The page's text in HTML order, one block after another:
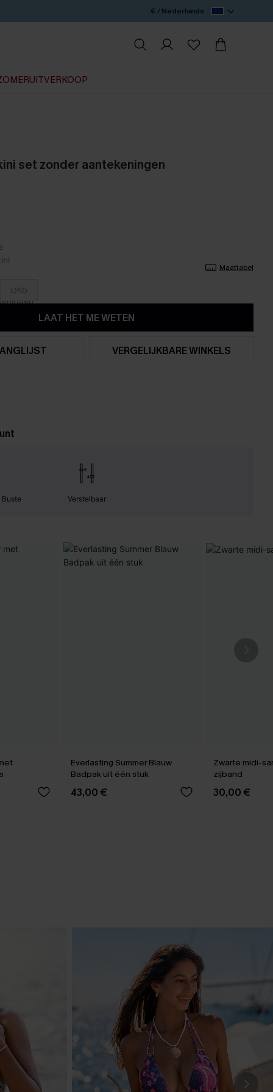
€ / Nederlands
set zonder aantekeningen
Maattabel
L(42)
LAAT HET ME WETEN
VERGELIJKBARE WINKELS
Verstelbaar
Everlasting Summer Blauw
Badpak uit één stuk
43,00 €
Zwarte midi-
zijband
30,00 €